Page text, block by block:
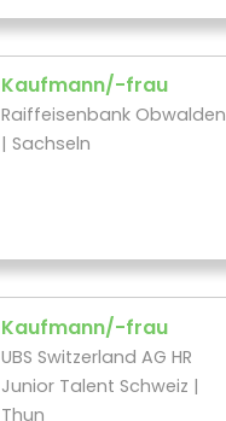
Kaufmann/-frau
Raiffeisenbank Obwalden
| Sachseln
Kaufmann/-frau
UBS Switzerland AG HR
Junior Talent Schweiz |
Thun